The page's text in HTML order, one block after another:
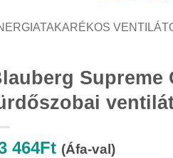
Supreme
464Ft (Áfa-val)